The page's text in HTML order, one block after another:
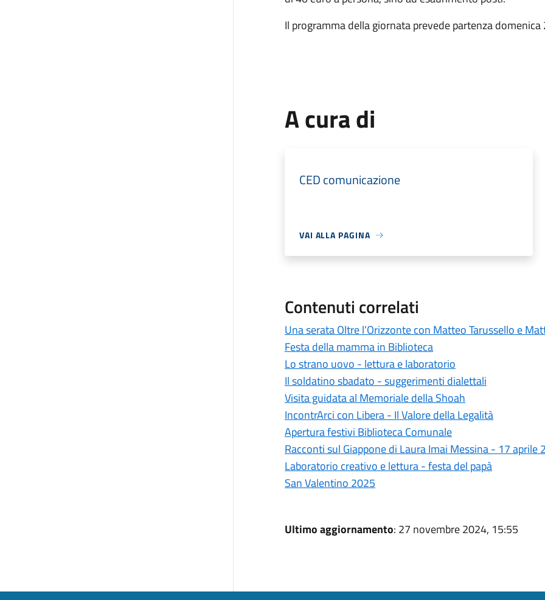
Il programma della giornata prevede partenza
A cura di
CED comunicazione
VAI ALLA PAGINA
Contenuti correlati
Una serata Oltre l’Orizzonte con Matteo Tarussello e
Festa della mamma in Biblioteca
Lo strano uovo - lettura e laboratorio
Il soldatino sbadato - suggerimenti dialettali
Visita guidata al Memoriale della Shoah
IncontrArci con Libera - Il Valore della Legalità
Apertura festivi Biblioteca Comunale
Racconti sul Giappone di Laura Imai Messina - 17 aprile
Laboratorio creativo e lettura - festa del papà
San Valentino 2025
Ultimo aggiornamento: 27 novembre 2024, 15:55